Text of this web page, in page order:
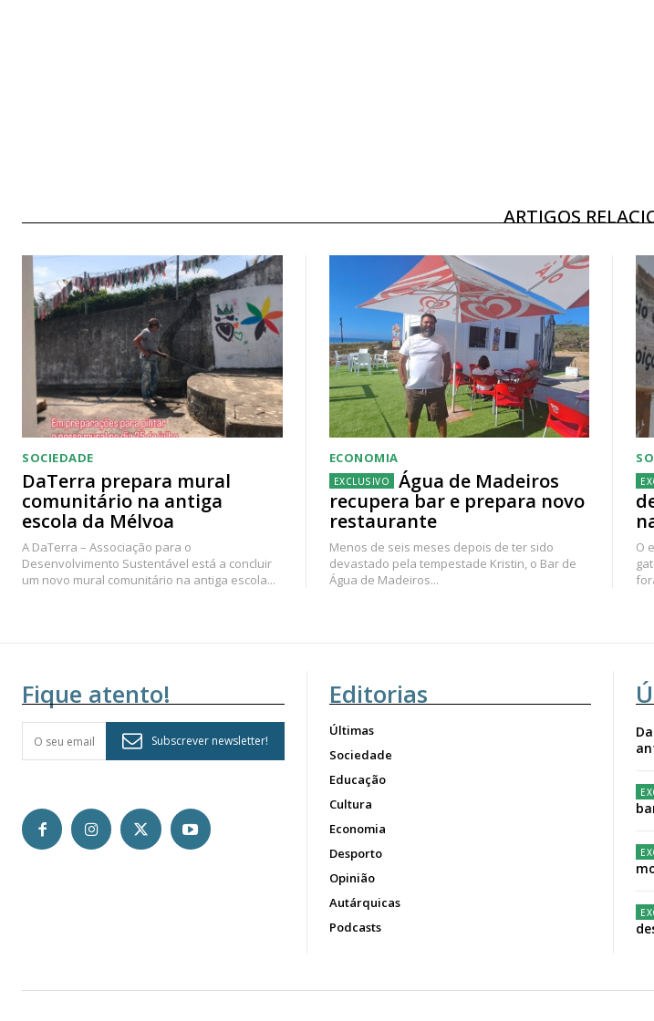
ARTIGOS
SOCIEDADE
DaTerra prepara mural
comunitário na antiga
escola da Mélvoa
A DaTerra – Associação para o
Desenvolvimento Sustentável está a concluir
um novo mural comunitário na antiga escola...
ECONOMIA
Água de Madeiros
recupera bar e prepara novo
restaurante
Menos de seis meses depois de ter sido
devastado pela tempestade Kristin, o Bar de
Água de Madeiros...
O
Fique atento!
Subscrever newsletter!
Editorias
Últimas
Sociedade
Educação
Cultura
Economia
Desporto
Opinião
Autárquicas
Podcasts